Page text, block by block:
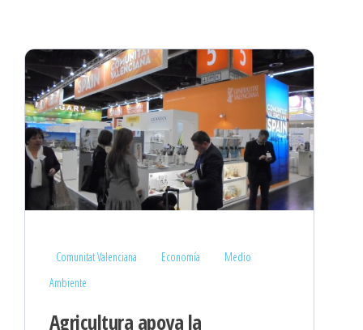
Comunitat Valenciana Economía
Medio
Ambiente
Agricultura apoya la